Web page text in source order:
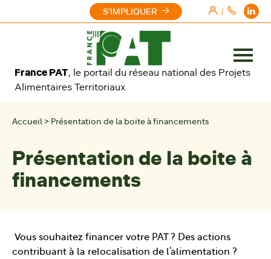
|
France PAT, le portail du réseau national des Projets
Alimentaires Territoriaux
S'IMPLIQUER
Ouvrir
le
Accueil > Présentation de la boite à financements
Présentation de la boite à
financements
Vous souhaitez financer votre PAT ? Des actions
contribuant à la relocalisation de l’alimentation ?